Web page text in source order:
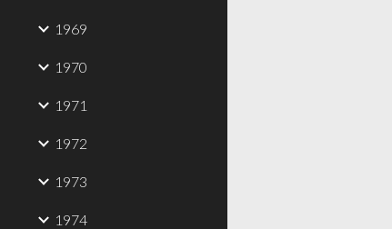
1969
1970
1971
1972
1973
1974